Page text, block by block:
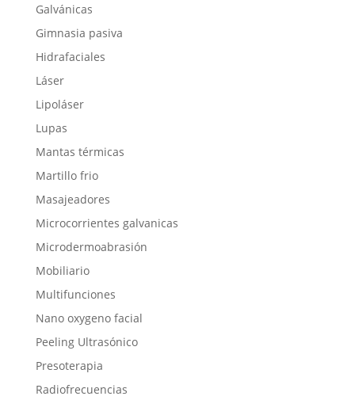
Galvánicas
Gimnasia pasiva
Hidrafaciales
Láser
Lipoláser
Lupas
Mantas térmicas
Martillo frio
Masajeadores
Microcorrientes galvanicas
Microdermoabrasión
Mobiliario
Multifunciones
Nano oxygeno facial
Peeling Ultrasónico
Presoterapia
Radiofrecuencias